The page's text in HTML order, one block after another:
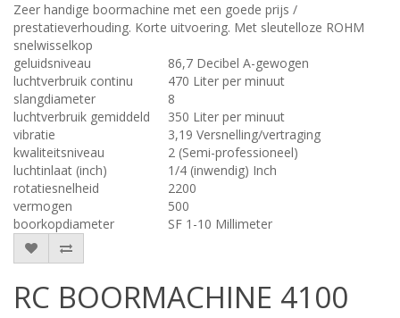
Zeer handige boormachine met een goede prijs /
prestatieverhouding. Korte uitvoering. Met sleutelloze ROHM
snelwisselkop
geluidsniveau
86,7 Decibel A-gewogen
luchtverbruik continu
470 Liter per minuut
slangdiameter
8
luchtverbruik gemiddeld
350 Liter per minuut
vibratie
3,19 Versnelling/vertraging
kwaliteitsniveau
2 (Semi-professioneel)
luchtinlaat (inch)
1/4 (inwendig) Inch
rotatiesnelheid
2200
vermogen
500
boorkopdiameter
SF 1-10 Millimeter
RC BOORMACHINE 4100